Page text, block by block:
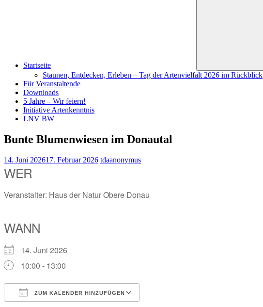
Startseite
Staunen, Entdecken, Erleben – Tag der Artenvielfalt 2026 im Rückblick
Für Veranstaltende
Downloads
5 Jahre – Wir feiern!
Initiative Artenkenntnis
LNV BW
Bunte Blumenwiesen im Donautal
14. Juni 202617. Februar 2026 tdaanonymus
WER
Veranstalter: Haus der Natur Obere Donau
WANN
14. Juni 2026
10:00 - 13:00
ZUM KALENDER HINZUFÜGEN